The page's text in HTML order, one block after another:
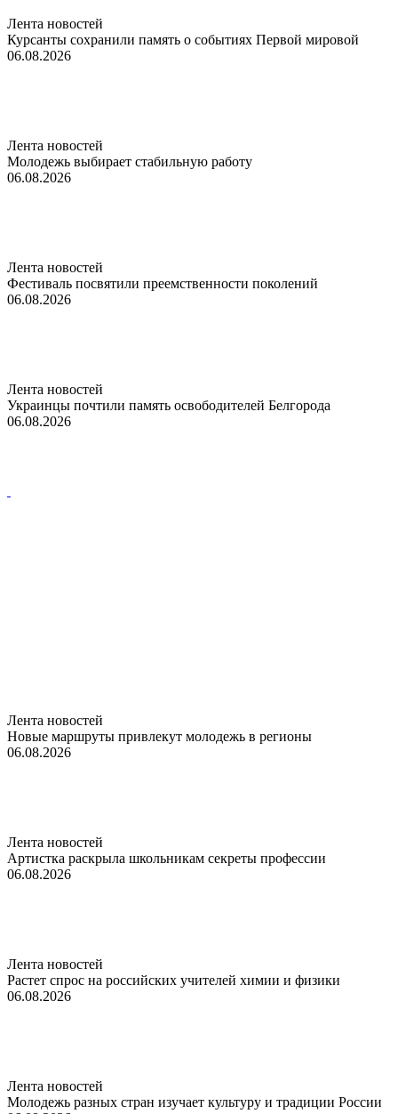
Лента новостей
Курсанты сохранили память о событиях Первой мировой
06.08.2026
Лента новостей
Молодежь выбирает стабильную работу
06.08.2026
Лента новостей
Фестиваль посвятили преемственности поколений
06.08.2026
Лента новостей
Украинцы почтили память освободителей Белгорода
06.08.2026
Лента новостей
Новые маршруты привлекут молодежь в регионы
06.08.2026
Лента новостей
Артистка раскрыла школьникам секреты профессии
06.08.2026
Лента новостей
Растет спрос на российских учителей химии и физики
06.08.2026
Лента новостей
Молодежь разных стран изучает культуру и традиции России